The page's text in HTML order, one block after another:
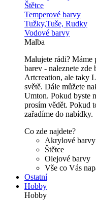
Štětce
Temperové barvy
Tužky,Tuše, Rudky
Vodové barvy
Malba
Malujete rádi?
barev - naleznete zde
Artcreation, ale taky
světě. Dále můžete
Umton. Pokud byste
prosím vědět. Pokud
zařadíme do nabídky.
Co zde najdete?
Akrylové barvy
Štětce
Olejové barvy
Vše co Vás
Ostatní
Hobby
Hobby